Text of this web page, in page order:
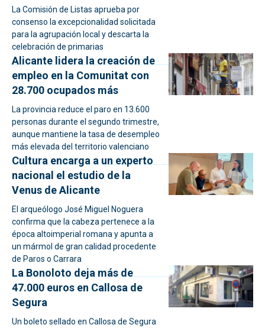
La Comisión de Listas aprueba por
consenso la excepcionalidad solicitada
para la agrupación local y descarta la
celebración de primarias
Alicante lidera la creación de
empleo en la Comunitat con
28.700 ocupados más
La provincia reduce el paro en 13.600
personas durante el segundo trimestre,
aunque mantiene la tasa de desempleo
más elevada del territorio valenciano
Cultura encarga a un experto
nacional el estudio de la
Venus de Alicante
El arqueólogo José Miguel Noguera
confirma que la cabeza pertenece a la
época altoimperial romana y apunta a
un mármol de gran calidad procedente
de Paros o Carrara
La Bonoloto deja más de
47.000 euros en Callosa de
Segura
Un boleto sellado en Callosa de Segura